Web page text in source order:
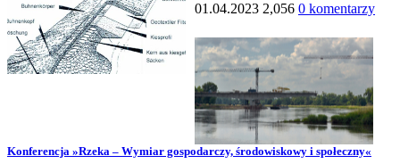
01.04.2023 2,056 0 komentarzy
Konferencja »Rzeka – Wymiar gospodarczy, środowiskowy i społeczny«